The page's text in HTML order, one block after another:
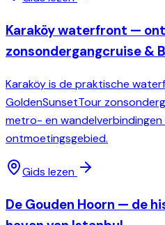
Karaköy waterfront —
zonsondergangcruise &
Karaköy is de praktische
GoldenSunsetTour
metro- en
ontmoetingsgebied.
Gids lezen
De Gouden Hoorn — de